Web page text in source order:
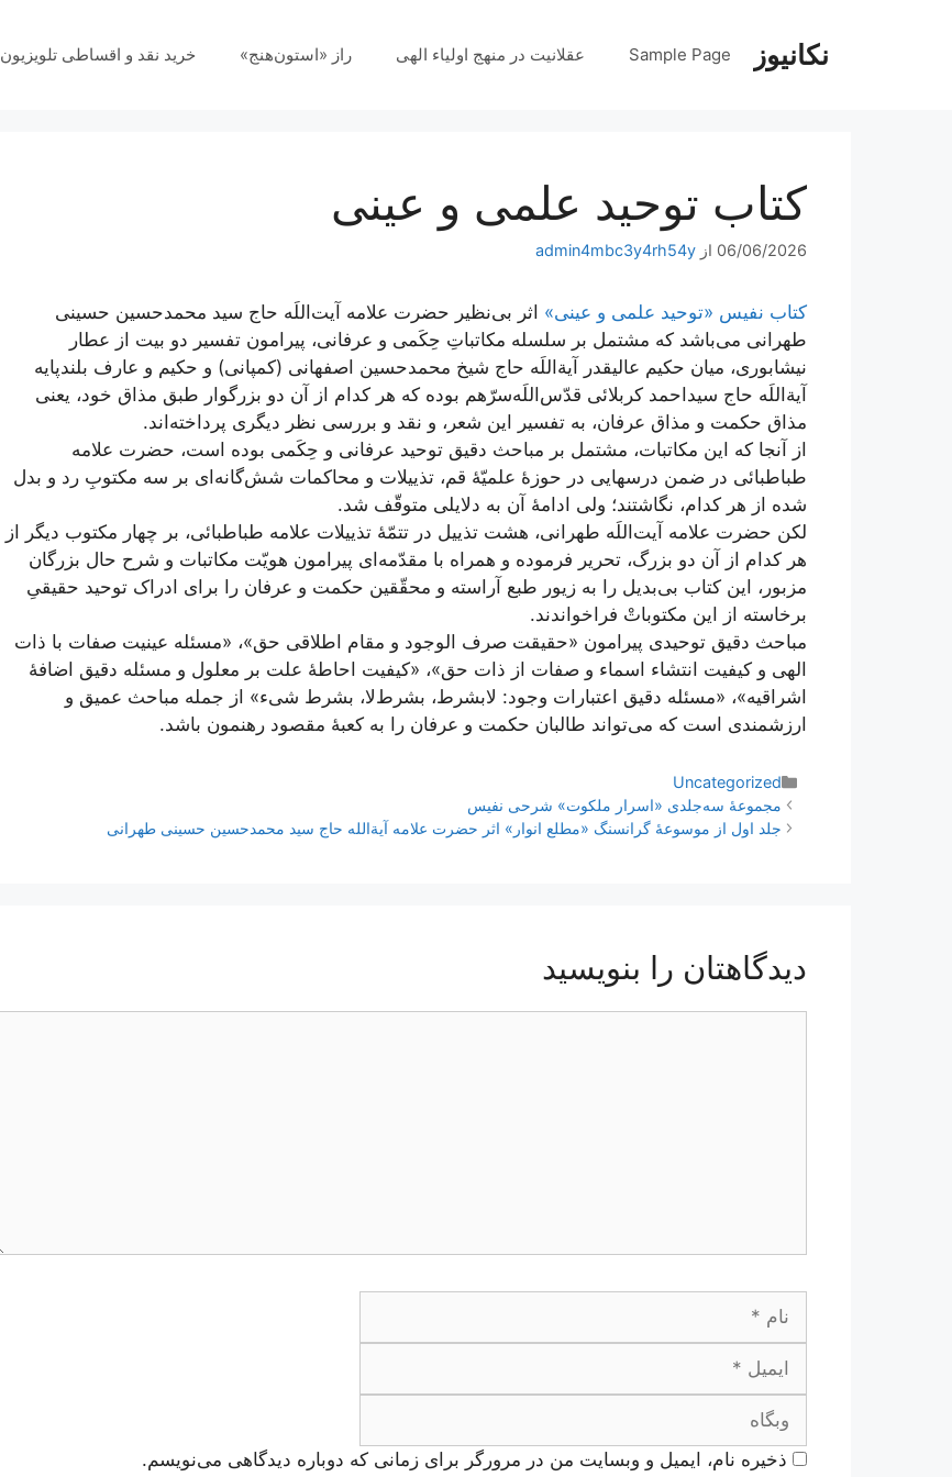
نکانیوز Sample Page عقلانیت در منهج اولیاء الهی راز «استون‌هنج» خرید نقد و اقساطی تلویزیون
کتاب توحید علمی و عینی
06/06/2026 از admin4mbc3y4rh54y
کتاب نفیس «توحید علمی و عینی» اثر بی‌نظیر حضرت علامه آیت‌اللَه حاج سید محمدحسین حسینی
طهرانی می‌باشد که مشتمل بر سلسله مکاتباتِ حِکَمی و عرفانی، پیرامون تفسیر دو بیت از عطار
نیشابوری، میان حکیم عالیقدر آیة‌اللَه حاج شیخ محمدحسین اصفهانی (کمپانی) و حکیم و عارف بلندپایه
آیة‌اللَه حاج سیداحمد کربلائی قدّس‌اللَه‌سرّهم بوده که هر کدام از آن دو بزرگوار طبق مذاق خود، یعنی
مذاق حکمت و مذاق عرفان، به تفسیر این شعر، و نقد و بررسی نظر دیگری پرداخته‌اند.
از آنجا که این مکاتبات، مشتمل بر مباحث دقیق توحید عرفانی و حِکَمی بوده است، حضرت علامه
طباطبائی در ضمن درسهایی در حوزۀ علمیّۀ قم، تذییلات و محاکمات شش‌گانه‌ای بر سه مکتوبِ رد و بدل
شده از هر کدام، نگاشتند؛ ولی ادامۀ آن به دلایلی متوقّف شد.
لکن حضرت علامه آیت‌اللَه طهرانی، هشت تذییل در تتمّۀ تذییلات علامه طباطبائی، بر چهار مکتوب دیگر از
هر کدام از آن دو بزرگ، تحریر فرموده و همراه با مقدّمه‌ای پیرامون هویّت مکاتبات و شرح حال بزرگان
مزبور، این کتاب بی‌بدیل را به زیور طبع آراسته و محقّقین حکمت و عرفان را برای ادراک توحید حقیقیِ
برخاسته از این مکتوباتْ فراخواندند.
مباحث دقیق توحیدی پیرامون «حقیقت صرف الوجود و مقام اطلاقی حق»، «مسئله عینیت صفات با ذات
الهی و کیفیت انتشاء اسماء و صفات از ذات حق»، «کیفیت احاطۀ علت بر معلول و مسئله دقیق اضافۀ
اشراقیه»، «مسئله دقیق اعتبارات وجود: لابشرط، بشرط‌لا، بشرط شیء» از جمله مباحث عمیق و
ارزشمندی است که می‌تواند طالبان حکمت و عرفان را به کعبۀ مقصود رهنمون باشد.
دسته‌ها
Uncategorized
ناوبری
نوشته‌ها
مجموعۀ سه‌جلدی «اسرار ملکوت» شرحی نفیس
جلد اول از موسوعۀ گرانسنگ «مطلع انوار» اثر حضرت علامه آیة‌الله حاج سید محمدحسین حسینی طهرانی
دیدگاهتان را بنویسید
ذخیره نام، ایمیل و وبسایت من در مرورگر برای زمانی که دوباره دیدگاهی می‌نویسم.